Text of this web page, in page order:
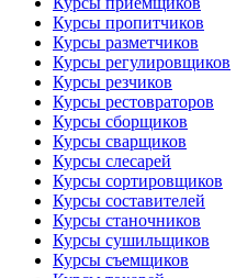
Курсы пропитчиков
Курсы разметчиков
Курсы регулировщиков
Курсы резчиков
Курсы рестовраторов
Курсы сборщиков
Курсы сварщиков
Курсы слесарей
Курсы сортировщиков
Курсы составителей
Курсы станочников
Курсы сушильщиков
Курсы съемщиков